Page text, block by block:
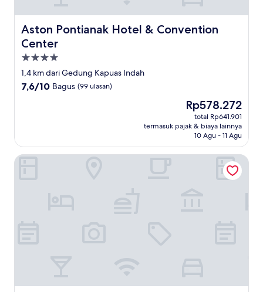
Aston Pontianak Hotel & Convention
Center
Aston Pontianak Hotel & Convention Center
Properti
bintang
4.0
1,4 km dari Gedung Kapuas Indah
7.6
7,6/10 Bagus (99 ulasan)
Harga
sekarang
Rp578.272
Rp578.272
total Rp641.901
termasuk pajak & biaya lainnya
10 Agu - 11 Agu
Hotel Neo Gajah Mada Pontianak by ASTON